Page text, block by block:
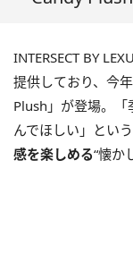
INTERSECT BY
提供しており、今
Plush」が登場。
んでほしい」とい
感を楽しめる“懐か